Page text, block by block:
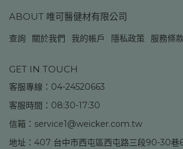
ABOUT 唯可醫健材有限公司
查詢 關於我們 我的帳戶 隱私政策 服務條款
GET IN TOUCH
客服專線：04-24520663
客服時間：08:30-17:30
信箱：service1@weicker.com.tw
地址：407 台中市西屯區西屯路三段90-30巷